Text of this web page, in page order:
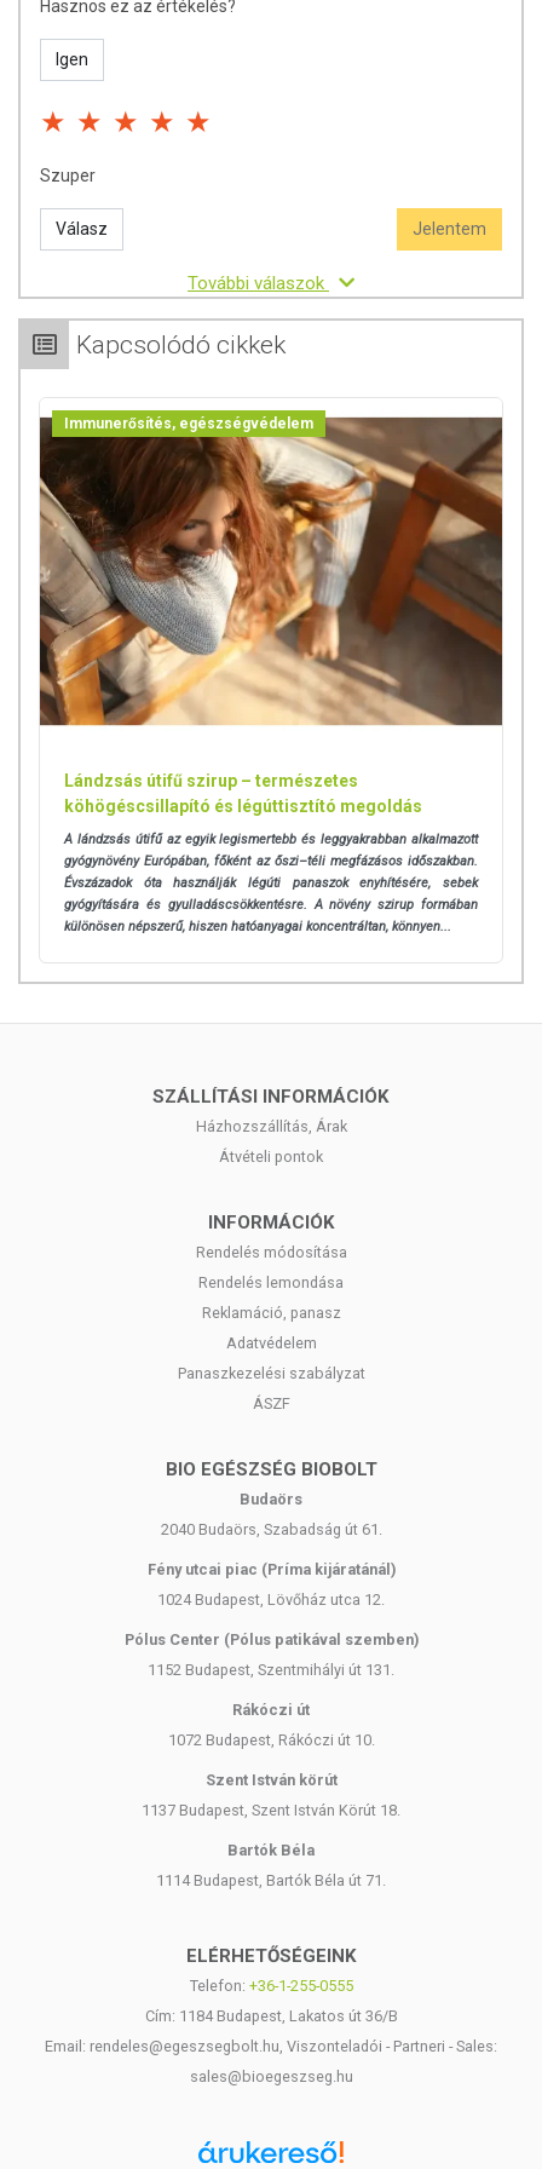
Betegség esetén használatát konzultálja kezelőorvosával. Az
ajánlott napi mennyiséget ne haladja meg! Ne szedje a
allergiás! Kisgyermekektől elzárva tartandó!
Hasznos ez az értékelés?
Igen
Szuper
Válasz Jelentem
További válaszok
Kapcsolódó cikkek
Immunerősítés, egészségvédelem
Lándzsás útifű szirup – természetes
köhögéscsillapító és légúttisztító megoldás
A lándzsás útifű az egyik legismertebb és leggyakrabban alkalmazott
gyógynövény Európában, főként az őszi–téli megfázásos időszakban.
Évszázadok óta használják légúti panaszok enyhítésére, sebek
gyógyítására és gyulladáscsökkentésre. A növény szirup formában
különösen népszerű, hiszen hatóanyagai koncentráltan, könnyen...
SZÁLLÍTÁSI INFORMÁCIÓK
Házhozszállítás, Árak
Átvételi pontok
INFORMÁCIÓK
Rendelés módosítása
Rendelés lemondása
Reklamáció, panasz
Adatvédelem
Panaszkezelési szabályzat
ÁSZF
BIO EGÉSZSÉG BIOBOLT
Budaörs
2040 Budaörs, Szabadság út 61.
Fény utcai piac (Príma kijáratánál)
1024 Budapest, Lövőház utca 12.
Pólus Center (Pólus patikával szemben)
1152 Budapest, Szentmihályi út 131.
Rákóczi út
1072 Budapest, Rákóczi út 10.
Szent István körút
1137 Budapest, Szent István Körút 18.
Bartók Béla
1114 Budapest, Bartók Béla út 71.
ELÉRHETŐSÉGEINK
Telefon: +36-1-255-0555
Cím: 1184 Budapest, Lakatos út 36/B
Email: rendeles@egeszsegbolt.hu, Viszonteladói - Partneri - Sales:
sales@bioegeszseg.hu